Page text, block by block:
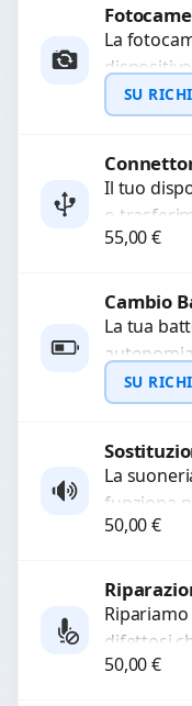
La
problemi
SU
Il tuo
o
55,00€
Cambio
La tua
lenta o
SU
La
funziona
a moduli
50,00€
difettosi
audio
50,00€